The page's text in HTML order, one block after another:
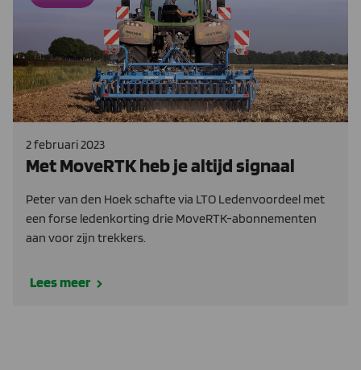
2 februari 2023
Met MoveRTK heb je altijd signaal
Peter van den Hoek schafte via LTO Ledenvoordeel met
een forse ledenkorting drie MoveRTK-abonnementen
aan voor zijn trekkers.
Lees meer